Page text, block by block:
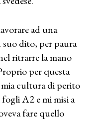
ad una
suo dito, per paura
ritrarre la mano
per questa
mia cultura di perito
A2 e mi misi a
fare quello